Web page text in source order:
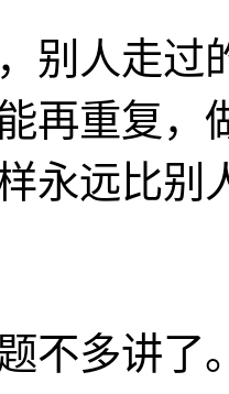
人走过
再重复，
永远比别
多讲了